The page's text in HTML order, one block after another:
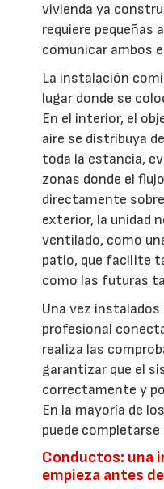
vivienda ya
requiere pequeñas
comunicar ambos
La instalación
lugar donde se
En el interior, el
aire se distribuya
toda la estancia,
zonas donde el
directamente
exterior, la unidad
ventilado, como
patio, que facilite
como las futuras
Una vez instalados
profesional
realiza las
garantizar que el
correctamente y
En la mayoría de
puede completarse
Conductos: una
empieza antes